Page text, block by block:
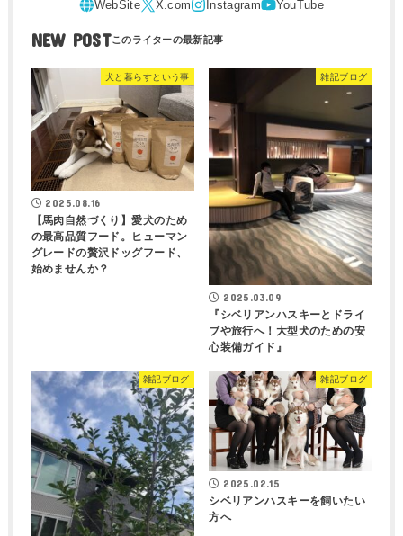
NEW POST
犬と暮らすという事
2025.08.16
【馬肉自然づくり】愛犬のため
の最高品質フード。ヒューマン
グレードの贅沢ドッグフード、
始めませんか？
雑記ブログ
2025.03.09
『シベリアンハスキーとドライ
ブや旅行へ！大型犬のための安
心装備ガイド』
雑記ブログ 雑記ブログ
2025.02.15
シベリアンハスキーを飼いたい
方へ